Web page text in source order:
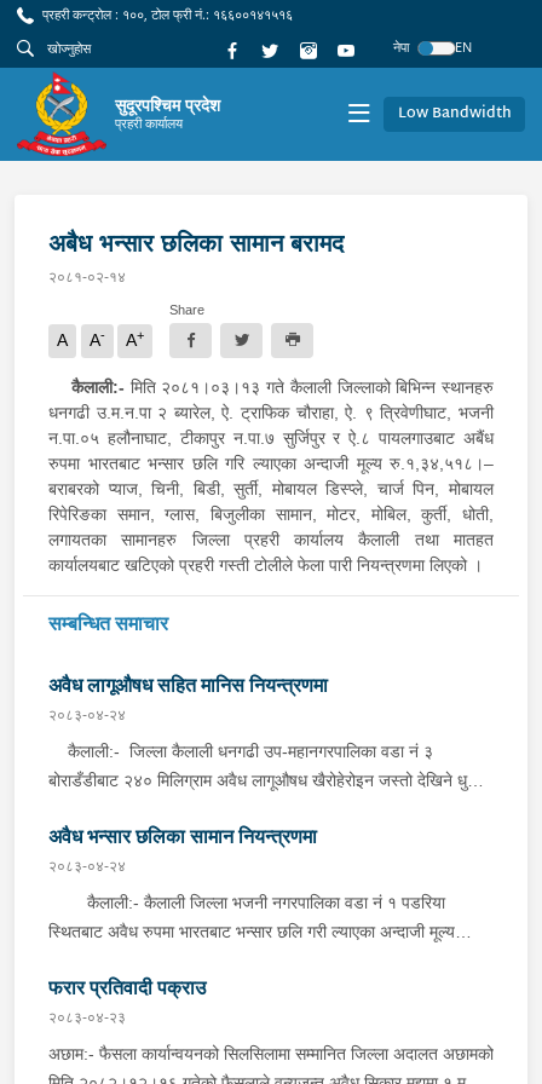
प्रहरी कन्ट्रोल : १००, टोल फ्री नं.: १६६००१४१५१६
नेपा
EN
सुदूरपश्चिम प्रदेश
प्रहरी कार्यालय Low Bandwidth
अबैध भन्सार छलिका सामान बरामद
२०८१-०२-१४
A A- A+
Share
कैलाली:- मिति २०८१।०३।१३ गते कैलाली जिल्लाको बिभिन्न स्थानहरु
धनगढी उ.म.न.पा २ ब्यारेल, ऐ. ट्राफिक चौराहा, ऐ. ९ त्रिवेणीघाट, भजनी
न.पा.०५ हलौनाघाट, टीकापुर न.पा.७ सुर्जिपुर र ऐ.८ पायलगाउबाट अबैंध
रुपमा भारतबाट भन्सार छलि गरि ल्याएका अन्दाजी मूल्य रु.१,३४,५१८।–
बराबरको प्याज, चिनी, बिडी, सुर्ती, मोबायल डिस्प्ले, चार्ज पिन, मोबायल
रिपेरिङका समान, ग्लास, बिजुलीका सामान, मोटर, मोबिल, कुर्ती, धोती,
लगायतका सामानहरु जिल्ला प्रहरी कार्यालय कैलाली तथा मातहत
कार्यालयबाट खटिएको प्रहरी गस्ती टोलीले फेला पारी नियन्त्रणमा लिएको ।
सम्बन्धित समाचार
अवैध लागूऔषध सहित मानिस नियन्त्रणमा
२०८३-०४-२४
कैलाली:- जिल्ला कैलाली धनगढी उप-महानगरपालिका वडा नं ३
बोराडँडीबाट २४० मिलिग्राम अवैध लागूऔषध खैरोहेरोइन जस्तो देखिने धुलो
प्रहरी कार्यालय कैलालीबाट खटिएको प्रहरी टोलीले शनिबार बेलुका शंका
लागि चेकजाँच गर्दा उक्त पदार्थ फेला पारी पक्राउ गरेको छ । यसैगरी, जिल्ला
कैलाली घोडाघोडी नगरपालिका वडा नं २ नयाँबजारबाट अवैध लागूऔषध
खैरोहेरोइन जस्तो देखिने धुलो पदार्थ १ ग्राम सहित जिल्ला कैलाली बर्दगोरिया
कार्यालय सुख्खड,कैलालीबाट खटिएको प्रहरी टोलीले शनिबार राती शंका लागि
चेकजाँच गर्दा उक्त पदार्थ फेला पारी पक्राउ गरेको छ ।
अवैध भन्सार छलिका सामान नियन्त्रणमा
२०८३-०४-२४
कैलाली:- कैलाली जिल्ला भजनी नगरपालिका वडा नं १ पडरिया
स्थितबाट अवैध रुपमा भारतबाट भन्सार छलि गरी ल्याएका अन्दाजी मूल्य
दिउँसो इलाका प्रहरी कार्यालय भजनी,कैलालीबाट खटिएको प्रहरी टोलीले
बेवारिसे अवस्थामा फेला पारी नियन्त्रणमा लिएको छ ।
फरार प्रतिवादी पक्राउ
२०८३-०४-२३
अछाम:- फैसला कार्यान्वयनको सिलसिलामा सम्मानित जिल्ला अदालत अछामको